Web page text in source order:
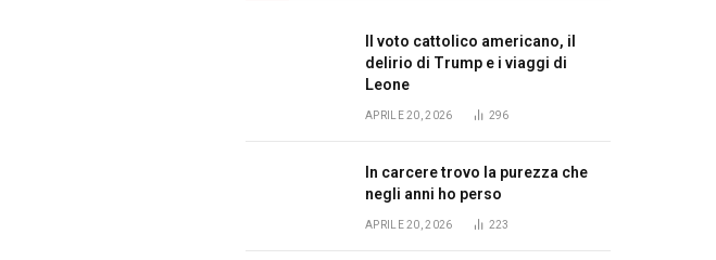
Il voto cattolico americano, il
delirio di Trump e i viaggi di
Leone
APRILE 20, 2026 296
In carcere trovo la purezza che
negli anni ho perso
APRILE 20, 2026 223